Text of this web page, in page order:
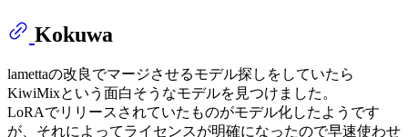
Kokuwa
lamettaの改良でマージさせるモデル探しをしていたら
KiwiMixという面白そうなモデルを見つけました。
LoRAでリリースされていたものがモデル化したようです
が、それによってライセンスが明確になったので早速使わせ